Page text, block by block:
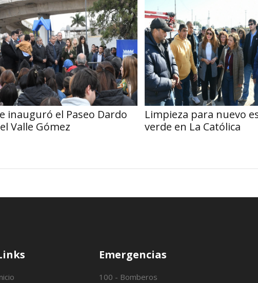
inauguró el Paseo Dardo
Valle Gómez
Limpieza para nuevo
verde en La Católica
Emergencias
100 - Bomberos